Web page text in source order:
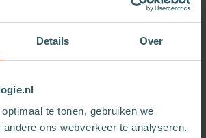
Details Over
te tonen, gebruiken we
ons webverkeer te analyseren.
veel meer diepgaande artikelen,
en kindermomenten. Ideaal
in de kerk.
geen lid?
Theologie.nl Premium is gratis,
daarna € 11,99 p.m.